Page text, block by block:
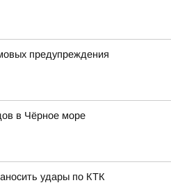
предупреждения
в Чёрное море
удары по КТК